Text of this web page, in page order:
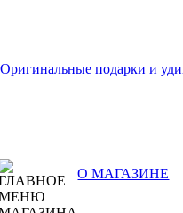
О МАГАЗИНЕ